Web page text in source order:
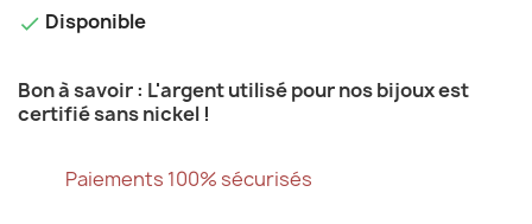
 Disponible
Bon à savoir : L'argent utilisé pour nos bijoux est
certifié sans nickel !
Paiements 100% sécurisés